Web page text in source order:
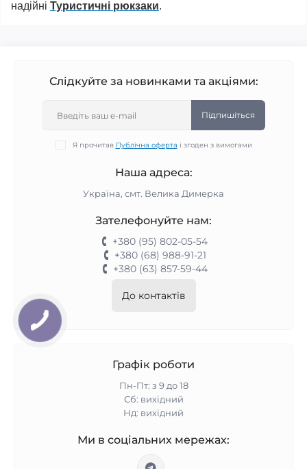
надійні Туристичні рюкзаки.
Слідкуйте за новинками та акціями:
Підпишіться
Я прочитав Публічна оферта і згоден з вимогами
Наша адреса:
Україна, смт. Велика Димерка
Зателефонуйте нам:
+380 (95) 802-05-54
+380 (68) 988-91-21
+380 (63) 857-59-44
До контактів
Графік роботи
Пн-Пт: з 9 до 18
Сб: вихідний
Нд: вихідний
Ми в соціальних мережах: